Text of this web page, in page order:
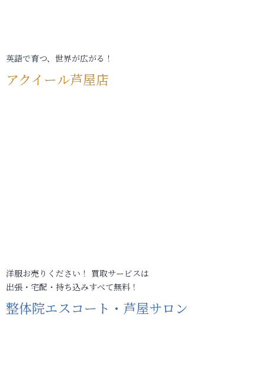
英語で育つ、世界が広がる！
アクイール芦屋店
洋服お売りください！ 買取サービスは
出張・宅配・持ち込みすべて無料！
整体院エスコート・芦屋サロン